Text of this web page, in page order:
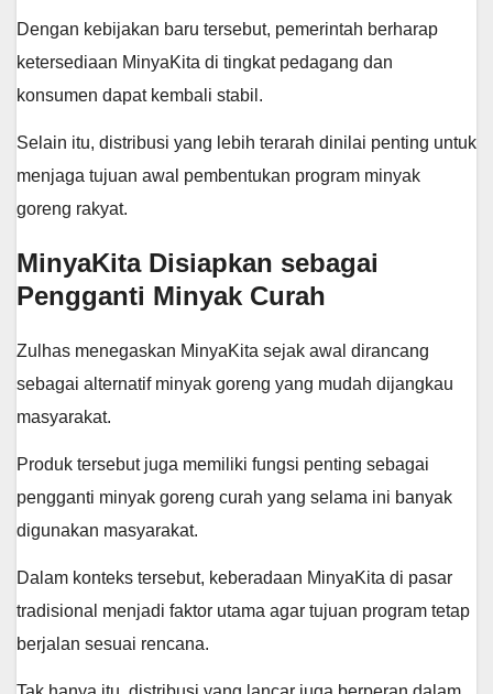
Dengan kebijakan baru tersebut, pemerintah berharap
ketersediaan MinyaKita di tingkat pedagang dan
konsumen dapat kembali stabil.
Selain itu, distribusi yang lebih terarah dinilai penting untuk
menjaga tujuan awal pembentukan program minyak
goreng rakyat.
MinyaKita Disiapkan sebagai
Pengganti Minyak Curah
Zulhas menegaskan MinyaKita sejak awal dirancang
sebagai alternatif minyak goreng yang mudah dijangkau
masyarakat.
Produk tersebut juga memiliki fungsi penting sebagai
pengganti minyak goreng curah yang selama ini banyak
digunakan masyarakat.
Dalam konteks tersebut, keberadaan MinyaKita di pasar
tradisional menjadi faktor utama agar tujuan program tetap
berjalan sesuai rencana.